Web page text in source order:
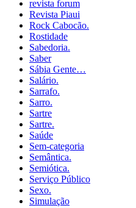
revista forum
Revista Piaui
Rock Cabocão.
Rostidade
Sabedoria.
Saber
Sábia Gente…
Salário.
Sarrafo.
Sarro.
Sartre
Sartre.
Saúde
Sem-categoria
Semântica.
Semiótica.
Serviço Público
Sexo.
Simulação